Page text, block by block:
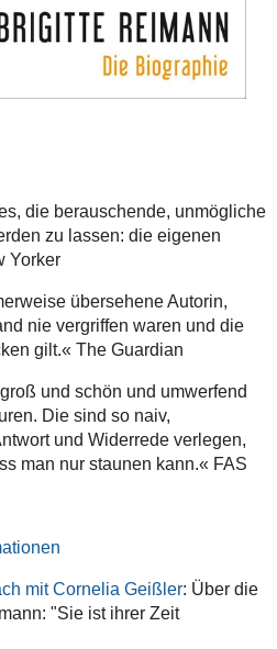
die berauschende, unmögliche
zu lassen: die eigenen
Yorker
übersehene Autorin,
nie vergriffen waren und die
gilt.« The Guardian
und schön und umwerfend
Die sind so naiv,
und Widerrede verlegen,
man nur staunen kann.« FAS
mit Cornelia Geißler: Über die
"Sie ist ihrer Zeit